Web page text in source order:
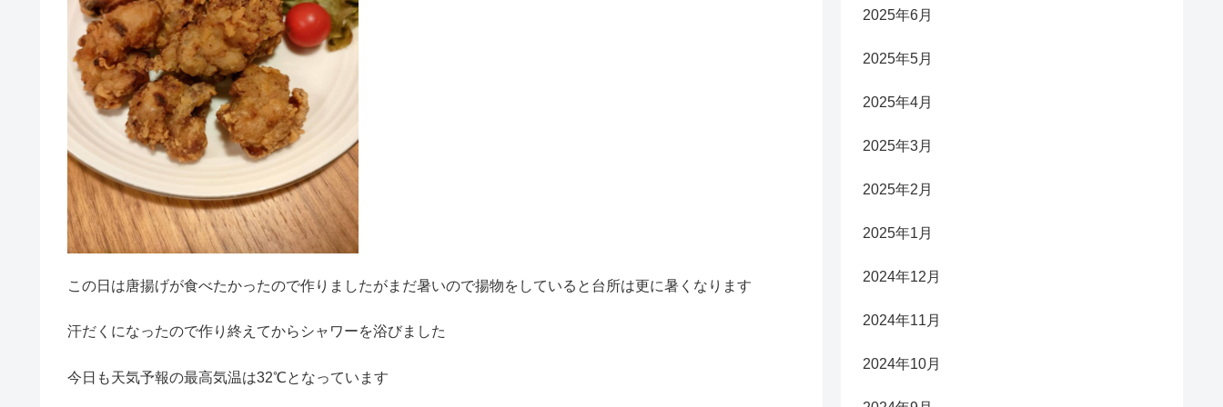
この日は唐揚げが食べたかったので作りましたがまだ暑いので揚物をしていると台所は更に暑くなります
汗だくになったので作り終えてからシャワーを浴びました
今日も天気予報の最高気温は32℃となっています
2025年6月
2025年5月
2025年4月
2025年3月
2025年2月
2025年1月
2024年12月
2024年11月
2024年10月